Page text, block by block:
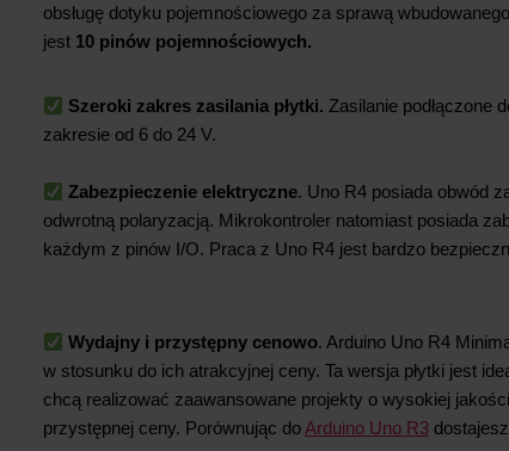
obsługę dotyku pojemnościowego za sprawą
jest 10 pinów pojemnościowych.
Szeroki zakres zasilania płytki. Zasilanie podłączone
zakresie od 6 do 24 V.
Zabezpieczenie elektryczne. Uno R4 posiada obwód
odwrotną polaryzacją. Mikrokontroler natomiast posiada
każdym z pinów I/O. Praca z Uno R4 jest bardzo
Wydajny i przystępny cenowo. Arduino Uno R4
w stosunku do ich atrakcyjnej ceny. Ta wersja płytki jest
chcą realizować zaawansowane projekty o wysokiej
przystępnej ceny. Porównując do Arduino Uno R3